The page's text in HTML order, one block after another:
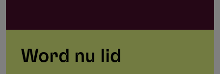
Een animatieregisseur met festivalervaring ontwikkelt
Word nu lid